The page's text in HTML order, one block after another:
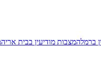
ברמלהמצבות מודיעין בבית אריה